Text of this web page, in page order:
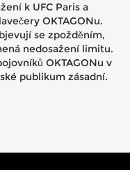
k UFC Paris a
OKTAGONu.
se zpožděním,
nedosažení limitu.
OKTAGONu v
publikum zásadní.